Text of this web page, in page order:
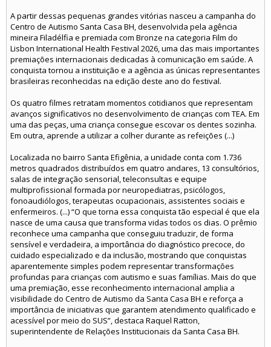
A partir dessas pequenas grandes vitórias nasceu a campanha do
Centro de Autismo Santa Casa BH, desenvolvida pela agência
mineira Filadélfia e premiada com Bronze na categoria Film do
Lisbon International Health Festival 2026, uma das mais importantes
premiações internacionais dedicadas à comunicação em saúde. A
conquista tornou a instituição e a agência as únicas representantes
brasileiras reconhecidas na edição deste ano do festival.
Os quatro filmes retratam momentos cotidianos que representam
avanços significativos no desenvolvimento de crianças com TEA. Em
uma das peças, uma criança consegue escovar os dentes sozinha.
Em outra, aprende a utilizar a colher durante as refeições (...)
Localizada no bairro Santa Efigênia, a unidade conta com 1.736
metros quadrados distribuídos em quatro andares, 13 consultórios,
salas de integração sensorial, teleconsultas e equipe
multiprofissional formada por neuropediatras, psicólogos,
fonoaudiólogos, terapeutas ocupacionais, assistentes sociais e
enfermeiros. (...) “O que torna essa conquista tão especial é que ela
nasce de uma causa que transforma vidas todos os dias. O prêmio
reconhece uma campanha que conseguiu traduzir, de forma
sensível e verdadeira, a importância do diagnóstico precoce, do
cuidado especializado e da inclusão, mostrando que conquistas
aparentemente simples podem representar transformações
profundas para crianças com autismo e suas famílias. Mais do que
uma premiação, esse reconhecimento internacional amplia a
visibilidade do Centro de Autismo da Santa Casa BH e reforça a
importância de iniciativas que garantem atendimento qualificado e
acessível por meio do SUS”, destaca Raquel Ratton,
superintendente de Relações Institucionais da Santa Casa BH.